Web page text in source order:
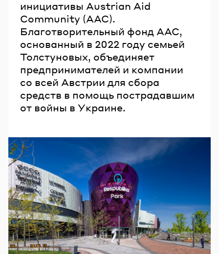
инициативы Austrian Aid
Community (AAC).
Благотворительный фонд AAC,
основанный в 2022 году семьей
Толстуновых, объединяет
предпринимателей и компании
со всей Австрии для сбора
средств в помощь пострадавшим
от войны в Украине.